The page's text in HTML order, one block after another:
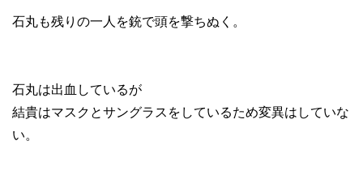
石丸も残りの一人を銃で頭を撃ちぬく。
石丸は出血しているが
結貴はマスクとサングラスをしているため変異はしていな
い。